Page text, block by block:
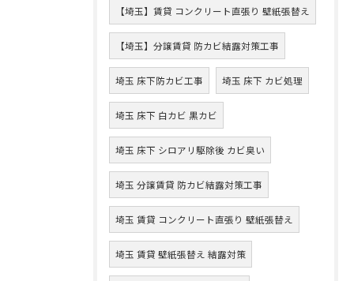
【埼玉】賃貸 コンクリート直張り 壁紙張替え
【埼玉】分譲賃貸 防カビ結露対策工事
埼玉 床下防カビ工事 埼玉 床下 カビ処理
埼玉 床下 白カビ 黒カビ
埼玉 床下 シロアリ駆除後 カビ臭い
埼玉 分譲賃貸 防カビ結露対策工事
埼玉 賃貸 コンクリート直張り 壁紙張替え
埼玉 賃貸 壁紙張替え 結露対策